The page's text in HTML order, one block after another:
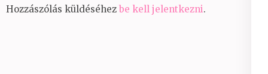
Hozzászólás küldéséhez be kell jelentkezni.